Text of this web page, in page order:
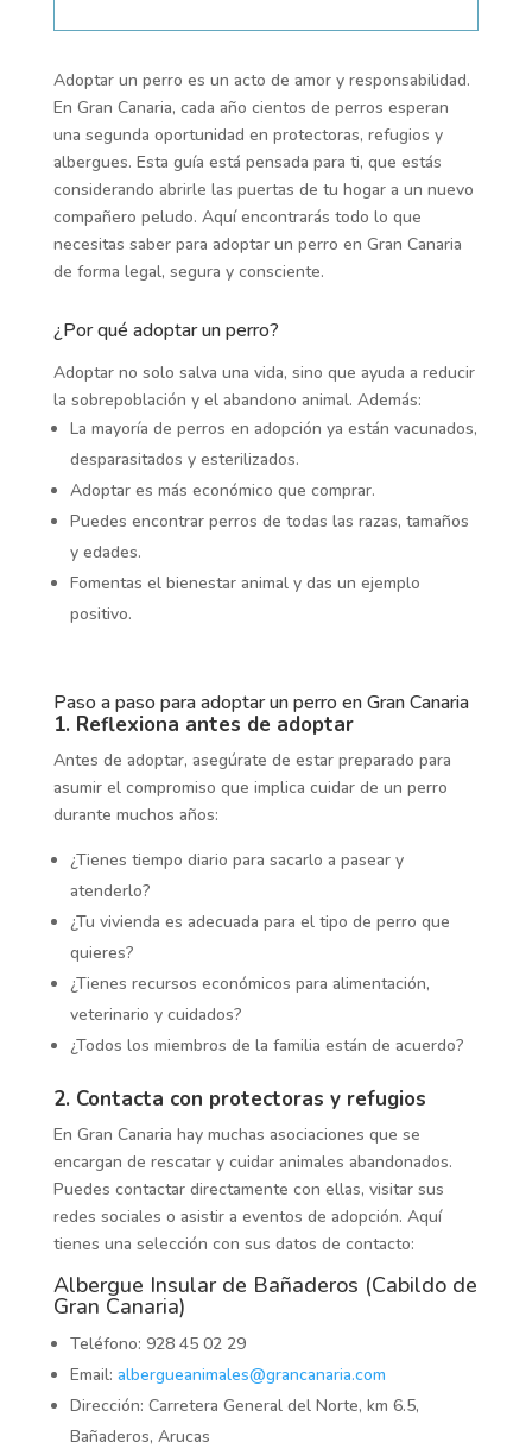
Adoptar un perro es un acto de amor y responsabilidad.
En Gran Canaria, cada año cientos de perros esperan
una segunda oportunidad en protectoras, refugios y
albergues. Esta guía está pensada para ti, que estás
considerando abrirle las puertas de tu hogar a un nuevo
compañero peludo. Aquí encontrarás todo lo que
necesitas saber para adoptar un perro en Gran Canaria
de forma legal, segura y consciente.
¿Por qué adoptar un perro?
Adoptar no solo salva una vida, sino que ayuda a reducir
la sobrepoblación y el abandono animal. Además:
La mayoría de perros en adopción ya están vacunados,
desparasitados y esterilizados.
Adoptar es más económico que comprar.
Puedes encontrar perros de todas las razas, tamaños
y edades.
Fomentas el bienestar animal y das un ejemplo
positivo.
Paso a paso para adoptar un perro en Gran Canaria
1. Reflexiona antes de adoptar
Antes de adoptar, asegúrate de estar preparado para
asumir el compromiso que implica cuidar de un perro
durante muchos años:
¿Tienes tiempo diario para sacarlo a pasear y
atenderlo?
¿Tu vivienda es adecuada para el tipo de perro que
quieres?
¿Tienes recursos económicos para alimentación,
veterinario y cuidados?
¿Todos los miembros de la familia están de acuerdo?
2. Contacta con protectoras y refugios
En Gran Canaria hay muchas asociaciones que se
encargan de rescatar y cuidar animales abandonados.
Puedes contactar directamente con ellas, visitar sus
redes sociales o asistir a eventos de adopción. Aquí
tienes una selección con sus datos de contacto:
Albergue Insular de Bañaderos (Cabildo de
Gran Canaria)
Teléfono: 928 45 02 29
Email: albergueanimales@grancanaria.com
Dirección: Carretera General del Norte, km 6.5,
Bañaderos, Arucas